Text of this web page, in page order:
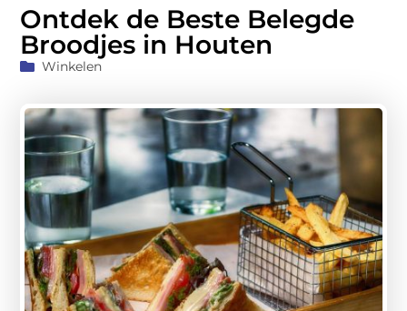
Ontdek de Beste Belegde
Broodjes in Houten
Winkelen